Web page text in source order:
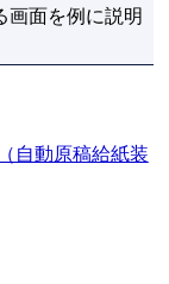
画面を例に説明
自動原稿給紙装